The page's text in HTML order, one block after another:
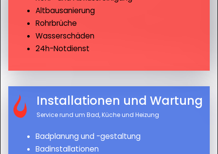
Altbausanierung
Rohrbrüche
Wasserschäden
24h-Notdienst
Installationen und Wartung
Service rund um Bad, Küche und Heizung
Badplanung und -gestaltung
Badinstallationen